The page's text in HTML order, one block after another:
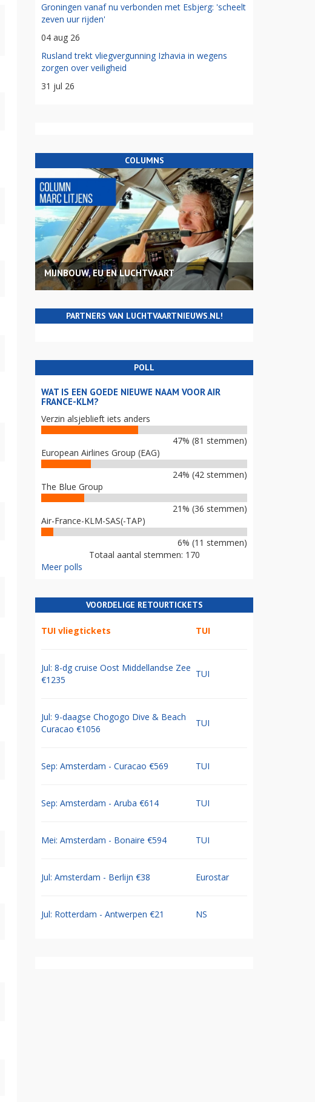
Groningen vanaf nu verbonden met Esbjerg: 'scheelt
zeven uur rijden'
04 aug 26
Rusland trekt vliegvergunning Izhavia in wegens
zorgen over veiligheid
31 jul 26
COLUMNS
MIJNBOUW, EU EN LUCHTVAART
PARTNERS VAN LUCHTVAARTNIEUWS.NL!
POLL
WAT IS EEN GOEDE NIEUWE NAAM VOOR AIR
FRANCE-KLM?
Verzin alsjeblieft iets anders
47% (81 stemmen)
European Airlines Group (EAG)
24% (42 stemmen)
The Blue Group
21% (36 stemmen)
Air-France-KLM-SAS(-TAP)
6% (11 stemmen)
Totaal aantal stemmen: 170
Meer polls
VOORDELIGE RETOURTICKETS
TUI vliegtickets TUI
Jul: 8-dg cruise Oost Middellandse Zee
€1235
TUI
Jul: 9-daagse Chogogo Dive & Beach
Curacao €1056
TUI
Sep: Amsterdam - Curacao €569 TUI
Sep: Amsterdam - Aruba €614 TUI
Mei: Amsterdam - Bonaire €594 TUI
Jul: Amsterdam - Berlijn €38 Eurostar
Jul: Rotterdam - Antwerpen €21 NS